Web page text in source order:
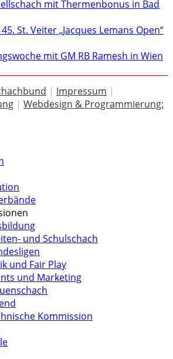
mit Thermenbonus in Bad
St. Veiter „Jacques Lemans Open“
mit GM RB Ramesh in Wien
| Impressum |
| Webdesign & Programmierung:
und Schulschach
und Fair Play
und Marketing
Kommission